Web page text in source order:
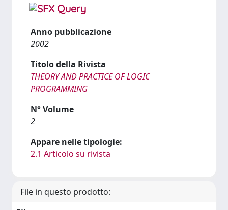
Anno pubblicazione
2002
Titolo della Rivista
THEORY AND PRACTICE OF LOGIC
PROGRAMMING
N° Volume
2
Appare nelle tipologie:
2.1 Articolo su rivista
File in questo prodotto: